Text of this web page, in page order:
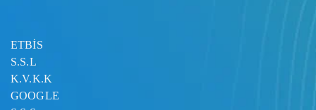
ETBİS
S.S.L
K.V.K.K
GOOGLE